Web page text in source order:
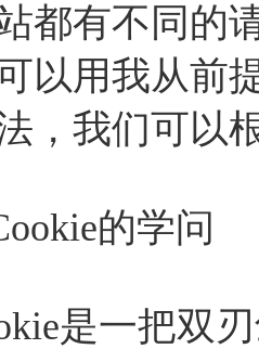
都有不同的
以用我从前
，我们可以
的学问
是一把双